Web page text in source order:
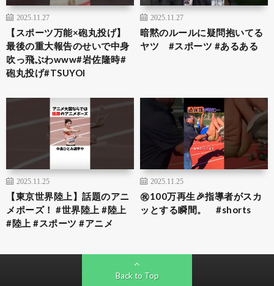
2025.11.27
【スポーツ万能×砲丸投げ】
最後の重大報告のせいで中身
吹っ飛ぶわwww#岩佐隆時#
砲丸投げ#TSUYOI
2025.11.27
暗黙のルールに疑問抱いてる
ヤツ #スポーツ #あるある
2025.11.25
【東京世界陸上】話題のアニ
メポーズ！ #世界陸上 #陸上
#陸上 #スポーツ #アニメ
2025.11.25
㊗️100万再生🎉指導者がスカ
ッとする瞬間。 #shorts
Back to Top